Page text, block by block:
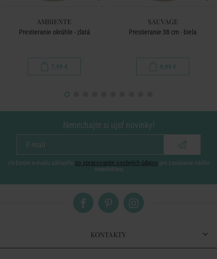
AMBIENTE
Prestieranie okrúhle - zlatá
7,99 €
SAUVAGE
Prestieranie 38 cm - biela
9,99 €
Nenechajte si ujsť novinky!
vložením e-mailu súhlasíte so spracovaním osobných údajov pre zasielanie nášho
newsletteru
KONTAKTY